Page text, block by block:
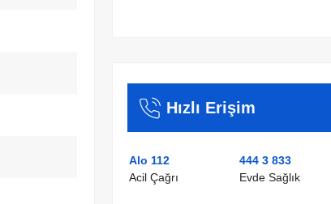
Hızlı Erişim
Alo 112
Acil Çağrı
444 3 833
Evde Sağlık